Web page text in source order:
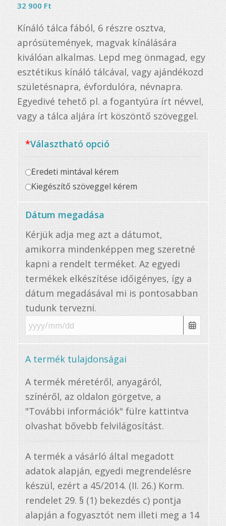
32 900 Ft
Kínáló tálca fából, 6 részre osztva,
aprósütemények, magvak kínálására
kiválóan alkalmas. Lepd meg önmagad, egy
esztétikus kínáló tálcával, vagy ajándékozd
születésnapra, évfordulóra, névnapra.
Egyedivé tehető pl. a fogantyúra írt névvel,
vagy a tálca aljára írt köszöntő szöveggel.
*Választható opció
Eredeti mintával kérem
Kiegészítő szöveggel kérem
Dátum megadása
Kérjük adja meg azt a dátumot,
amikorra mindenképpen meg szeretné
kapni a rendelt terméket. Az egyedi
termékek elkészítése időigényes, így a
dátum megadásával mi is pontosabban
tudunk tervezni.
A termék tulajdonságai
A termék méretéről, anyagáról,
színéről, az oldalon görgetve, a
"További információk" fülre kattintva
olvashat bővebb felvilágosítást.
A termék a vásárló által megadott
adatok alapján, egyedi megrendelésre
készül, ezért a 45/2014. (II. 26.) Korm.
rendelet 29. § (1) bekezdés c) pontja
alapján a fogyasztót nem illeti meg a 14